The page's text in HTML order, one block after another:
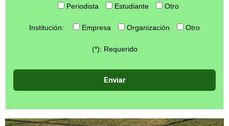
Periodista
Estudiante Otro
Institución: Empresa Organización Otro
(*): Requerido